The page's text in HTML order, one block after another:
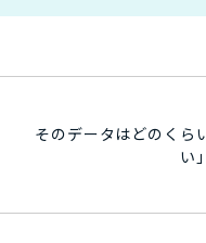
そのデータはどのくら
い